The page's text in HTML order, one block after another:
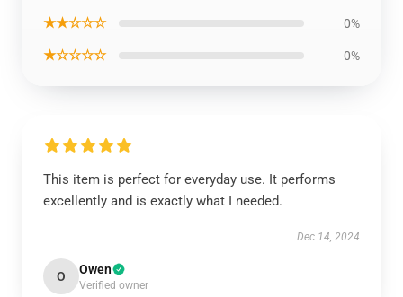
★★☆☆☆ 0%
★☆☆☆☆ 0%
This item is perfect for everyday use. It performs
excellently and is exactly what I needed.
Dec 14, 2024
O Owen
Verified owner